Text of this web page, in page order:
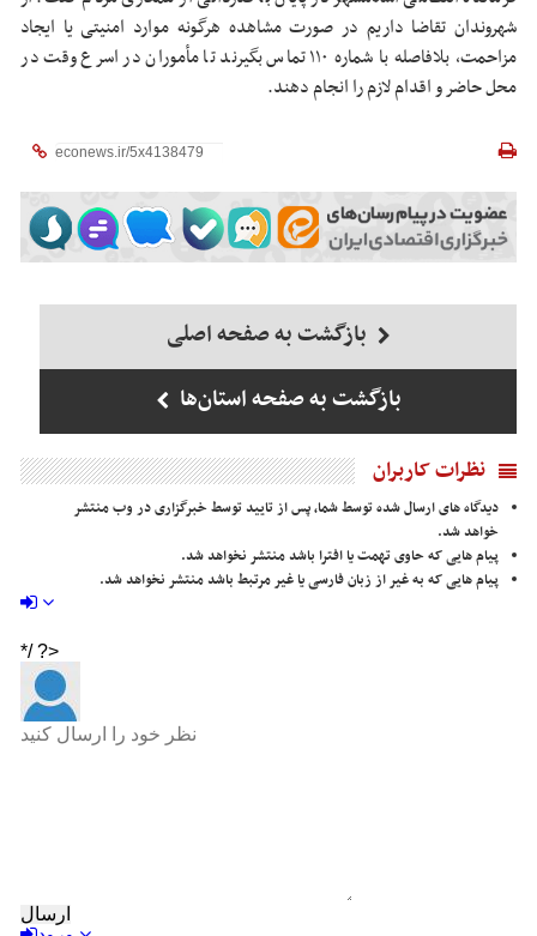
شهروندان تقاضا داریم در صورت مشاهده هرگونه موارد امنیتی یا ایجاد
مزاحمت، بلافاصله با شماره ۱۱۰ تماس بگیرند تا مأموران در اسرع وقت در
محل حاضر و اقدام لازم را انجام دهند.
بازگشت به صفحه اصلی
بازگشت به صفحه استان‌ها
نظرات کاربران
دیدگاه های ارسال شده توسط شما، پس از تایید توسط خبرگزاری در وب منتشر
خواهد شد.
پیام هایی که حاوی تهمت یا افترا باشد منتشر نخواهد شد.
پیام هایی که به غیر از زبان فارسی یا غیر مرتبط باشد منتشر نخواهد شد.